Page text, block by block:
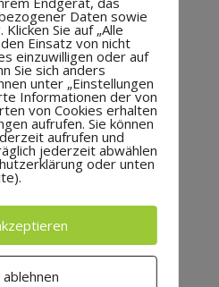
geklettert
Helm (z. B. Fahrrad-
Leihhelme bringt bitte
Daten sowie
Sie auf „Alle
Einsatz von nicht
einzuwilligen oder auf
Sie sich anders
unter „Einstellungen
Informationen der von
von Cookies erhalten
aufrufen. Sie können
aufrufen und
jederzeit abwählen
oder unten
ablehnen